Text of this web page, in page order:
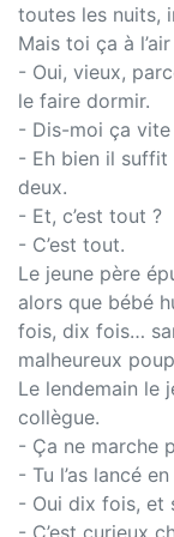
toutes les nuits,
Mais toi ça à
- Oui, vieux,
le faire dormir.
- Dis-moi ça vite
- Eh bien il suffit
deux.
- Et, c’est tout ?
- C’est tout.
Le jeune père
alors que bébé
fois, dix fois…
malheureux
Le lendemain le
collègue.
- Ça ne marche
- Tu l’as lancé en
- Oui dix fois, et
- C’est curieux